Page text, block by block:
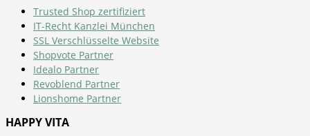
Trusted Shop zertifiziert
IT-Recht Kanzlei München
SSL Verschlüsselte Website
Shopvote Partner
Idealo Partner
Revoblend Partner
Lionshome Partner
HAPPY VITA